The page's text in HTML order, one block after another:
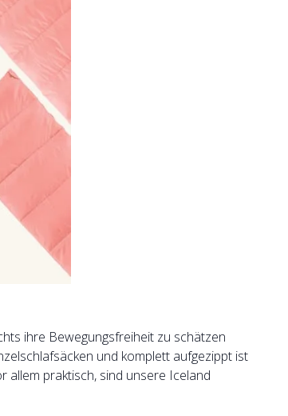
ihre Bewegungsfreiheit zu schätzen
und komplett aufgezippt ist
allem praktisch, sind unsere Iceland